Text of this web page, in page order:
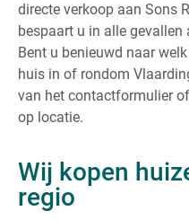
directe verkoop aan Sons
bespaart u in alle gevallen
Bent u benieuwd naar
huis in of rondom
van het contactformulier
op locatie.
Wij kopen
regio